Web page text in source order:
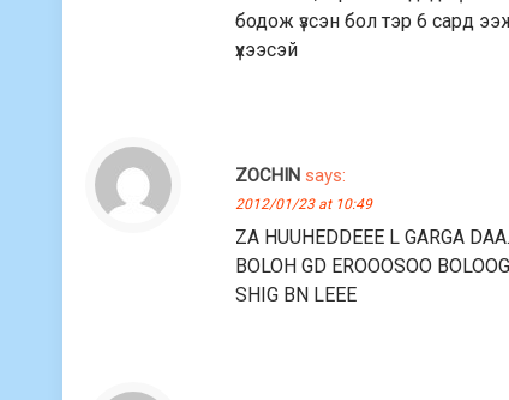
бодож үзсэн бол тэр 6 сард
үхээсэй
ZOCHIN says:
2012/01/23 at 10:49
ZA HUUHEDDEEE L GARGA
BOLOH GD EROOOSOO
SHIG BN LEEE